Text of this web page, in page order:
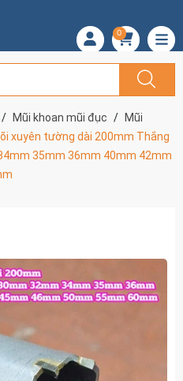
0
Mũi khoan mũi đục
Mũi
xuyên tường dài 200mm Thắng
35mm 36mm 40mm 42mm